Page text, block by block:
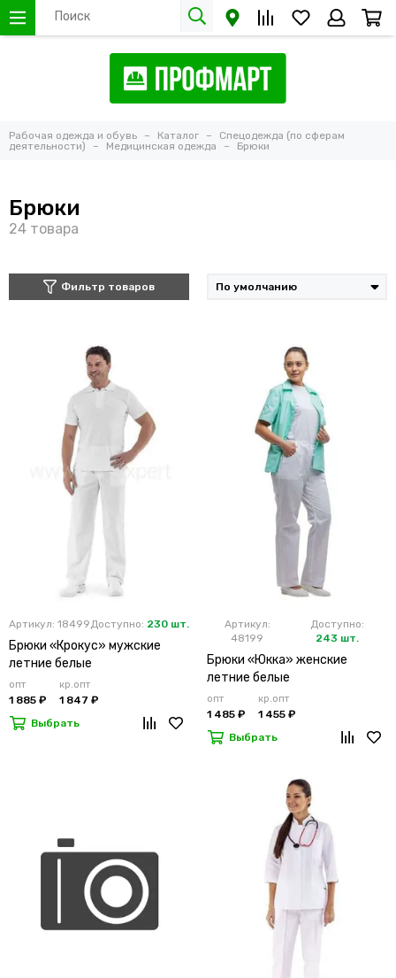
Рабочая одежда и обувь Каталог
Спецодежда (по сферам
деятельности)
Медицинская одежда Брюки
Брюки
Фильтр товаров
Артикул: 18499Доступно: 230 шт.
Брюки «Крокус» мужские
летние белые
опт
1 885 ₽
кр.опт
1 847 ₽
Выбрать
Артикул:
48199
Доступно:
243 шт.
Брюки «Юкка» женские
летние белые
опт
1 485 ₽
кр.опт
1 455 ₽
Выбрать